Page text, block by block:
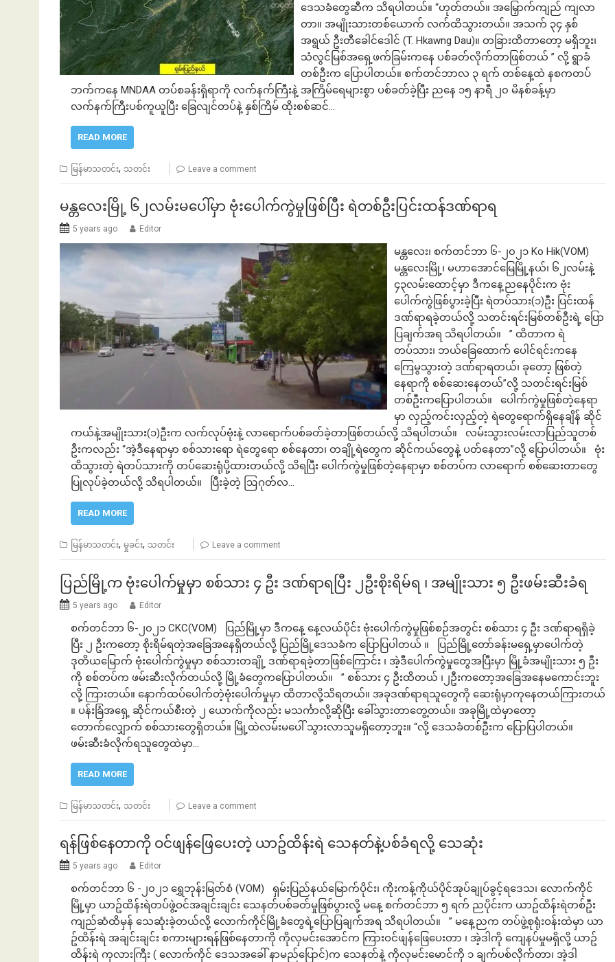
ဒေသခံတွေဆီက သိရပါတယ်။ “ဟုတ်တယ်။ အမြှောက်ကျည် ကျလာ
တာ။ အမျိုးသားတစ်ယောက် လက်ထိသွားတယ်။ အသက် ၃၄ နှစ်
အရွယ် ဦးတီခေါင်ဒေါင် (T. Hkawng Dau)။ တခြားထိတာတော့ မရှိဘူး၊
သံလွင်မြစ်အရှေ့ဖက်ခြမ်းကနေ ပစ်ခတ်လိုက်တာဖြစ်တယ် ” လို့ ရွာခံ
တစ်ဦးက ပြောပါတယ်။ စက်တင်ဘာလ ၃ ရက် တစ်နေ့ထဲ နစကတပ်
ဘက်ကနေ MNDAA တပ်စခန်းရှိရာကို လက်နက်ကြီးနဲ့ အကြိမ်ရေများစွာ ပစ်ခတ်ခဲ့ပြီး ညနေ ၁၅ နာရီ ၂၀ မိနစ်ခန့်မှာ
လက်နက်ကြီးပစ်ကူယူပြီး ခြေလျင်တပ်နဲ့ နှစ်ကြိမ် ထိုးစစ်ဆင်…
READ MORE
မြန်မာသတင်း, သတင်း Leave a comment
မန္တလေးမြို့ ၆၂လမ်းမပေါ်မှာ ဗုံးပေါက်ကွဲမှုဖြစ်ပြီး ရဲတစ်ဦးပြင်းထန်ဒဏ်ရာရ
5 years ago Editor
မန္တလေး၊ စက်တင်ဘာ ၆-၂၀၂၁ Ko Hik(VOM)
မန္တလေးမြို့၊ မဟာအောင်မြေမြို့နယ်၊ ၆၂လမ်းနဲ့
၄၃လမ်းထောင့်မှာ ဒီကနေ့ညနေပိုင်းက ဗုံး
ပေါက်ကွဲဖြစ်ပွားခဲ့ပြီး ရဲတပ်သား(၁)ဦး ပြင်းထန်
ဒဏ်ရာရခဲ့တယ်လို့ သတင်းရင်းမြစ်တစ်ဦးရဲ့ ပြော
ပြချက်အရ သိရပါတယ်။ ” ထိတာက ရဲ
တပ်သား၊ ဘယ်ခြေထောက် ပေါင်ရင်းကနေ
ကြေမွသွားတဲ့ ဒဏ်ရာရတယ်၊ ခုတော့ ဖြစ်တဲ့
နေရာကို စစ်ဆေးနေတယ်”လို့ သတင်းရင်းမြစ်
တစ်ဦးကပြောပါတယ်။ ပေါက်ကွဲမှုဖြစ်တဲ့နေရာ
မှာ လှည့်ကင်းလှည့်တဲ့ ရဲတွေရောက်ရှိနေချိန် ဆိုင်
ကယ်နဲ့အမျိုးသား(၁)ဦးက လက်လုပ်ဗုံးနဲ့ လာရောက်ပစ်ခတ်ခဲ့တာဖြစ်တယ်လို့ သိရပါတယ်။ လမ်းသွားလမ်းလာပြည်သူတစ်
ဦးကလည်း “အဲ့ဒီနေရာမှာ စစ်သားရော ရဲတွေရော စစ်နေတာ၊ တချို့ရဲတွေက ဆိုင်ကယ်တွေနဲ့ ပတ်နေတာ”လို့ ပြောပါတယ်။ ဗုံး
ထိသွားတဲ့ ရဲတပ်သားကို တပ်ဆေးရုံပို့ထားတယ်လို့ သိရပြီး ပေါက်ကွဲမှုဖြစ်တဲ့နေရာမှာ စစ်တပ်က လာရောက် စစ်ဆေးတာတွေ
ပြုလုပ်ခဲ့တယ်လို့ သိရပါတယ်။ ပြီးခဲ့တဲ့ ဩဂုတ်လ…
READ MORE
မြန်မာသတင်း, မှုခင်း, သတင်း Leave a comment
ပြည်မြို့က ဗုံးပေါက်မှုမှာ စစ်သား ၄ ဦး ဒဏ်ရာရပြီး ၂ဦးစိုးရိမ်ရ ၊ အမျိုးသား ၅ ဦးဖမ်းဆီးခံရ
5 years ago Editor
စက်တင်ဘာ ၆-၂၀၂၁ CKC(VOM) ပြည်မြို့မှာ ဒီကနေ့ နေ့လယ်ပိုင်း ဗုံးပေါက်ကွဲမှုဖြစ်စဉ်အတွင်း စစ်သား ၄ ဦး ဒဏ်ရာရရှိခဲ့
ပြီး ၂ ဦးကတော့ စိုးရိမ်ရတဲ့အခြေအနေရှိတယ်လို့ ပြည်မြို့ဒေသခံက ပြောပြပါတယ် ။ ပြည်မြို့တော်ခန်းမရှေ့မှာပေါက်တဲ့
ဒုတိယမြောက် ဗုံးပေါက်ကွဲမှုမှာ စစ်သားတချို့ ဒဏ်ရာရခဲ့တာဖြစ်ကြောင်း ၊ အဲ့ဒီပေါက်ကွဲမှုတွေအပြီးမှာ မြို့ခံအမျိုးသား ၅ ဦး
ကို စစ်တပ်က ဖမ်းဆီးလိုက်တယ်လို့ မြို့ခံတွေကပြောပါတယ်။ ” စစ်သား ၄ ဦးထိတယ် ၊၂ဦးကတော့အခြေအနေမကောင်းဘူး
လို့ ကြားတယ်။ နောက်ထပ်ပေါက်တဲ့ဗုံးပေါက်မှုမှာ ထိတာလို့သိရတယ်။ အခုဒဏ်ရာရသူတွေကို ဆေးရုံမှာကုနေတယ်ကြားတယ်
။ ပန်းခြံအရှေ့ ဆိုင်ကယ်စီးတဲ့ ၂ ယောက်ကိုလည်း မသင်္ကာလို့ဆိုပြီး ခေါ်သွားတာတွေ့တယ်။ အခုမြို့ထဲမှာတော့
တောက်လျှောက် စစ်သားတွေရှိတယ်။ မြို့ထဲလမ်းမပေါ် သွားလာသူမရှိတော့ဘူး။ “လို့ ဒေသခံတစ်ဦးက ပြောပြပါတယ်။
ဖမ်းဆီးခံလိုက်ရသူတွေထဲမှာ…
READ MORE
မြန်မာသတင်း, သတင်း Leave a comment
ရန်ဖြစ်နေတာကို ဝင်ဖျန်ဖြေပေးတဲ့ ယာဥ်ထိန်းရဲ သေနတ်နဲ့ပစ်ခံရလို့ သေဆုံး
5 years ago Editor
စက်တင်ဘာ ၆ -၂၀၂၁ ရွှေဘုန်းမြတ်စံ (VOM) ရှမ်းပြည်နယ်မြောက်ပိုင်း၊ ကိုးကန့်ကိုယ်ပိုင်အုပ်ချုပ်ခွင့်ရဒေသ၊ လောက်ကိုင်
မြို့မှာ ယာဥ်ထိန်းရဲတပ်ဖွဲ့ဝင်အချင်းချင်း သေနတ်ပစ်ခတ်မှုဖြစ်ပွားလို့ မနေ့ စက်တင်ဘာ ၅ ရက် ညပိုင်းက ယာဥ်ထိန်းရဲတစ်ဦး
ကျည်ဆံထိမှန် သေဆုံးခဲ့တယ်လို့ လောက်ကိုင်မြို့ခံတွေရဲ့ပြောပြချက်အရ သိရပါတယ်။ ” မနေ့ညက တပ်ဖွဲ့စုရုံးဝန်းထဲမှာ ယာ
ဥ်ထိန်းရဲ အချင်းချင်း စကားများရန်ဖြစ်နေတာကို ကိုလှမင်းအောင်က ကြားဝင်ဖျန်ဖြေပေးတာ ၊ အဲ့ဒါကို ကျေနပ်မှုမရှိလို့ ယာဥ်
ထိန်းရဲ ကုလားကြီး ( လောက်ကိုင် ဒေသအခေါ် နာမည်ပြောင်)က သေနတ်နဲ့ ကိုလှမင်းမောင်ကို ၁ ချက်ပစ်လိုက်တာ၊ အဲ့ဒါ